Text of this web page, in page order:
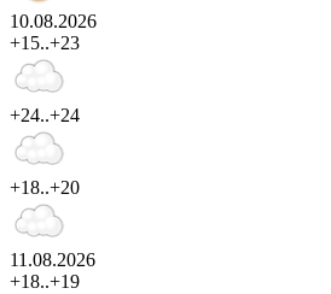
10.08.2026
+15..+23
+24..+24
+18..+20
11.08.2026
+18..+19